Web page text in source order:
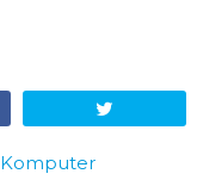
Komputer